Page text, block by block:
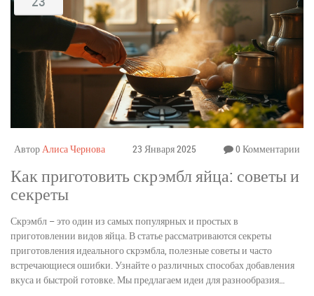
АвторАлиса Чернова 23 Января 2025 0 Комментарии
Как приготовить скрэмбл яйца: советы и
секреты
Скрэмбл – это один из самых популярных и простых в
приготовлении видов яйца. В статье рассматриваются секреты
приготовления идеального скрэмбла, полезные советы и часто
встречающиеся ошибки. Узнайте о различных способах добавления
вкуса и быстрой готовке. Мы предлагаем идеи для разнообразия